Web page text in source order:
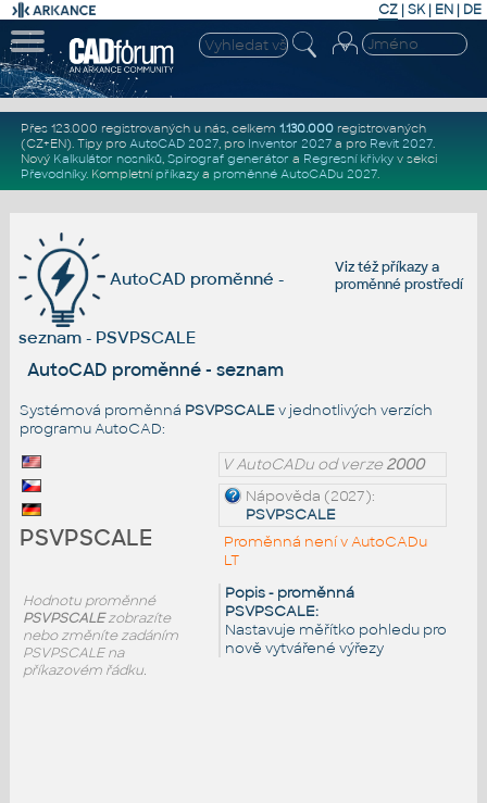
CZ | SK| EN | DE
Přes 123.000 registrovaných u nás, celkem 1.130.000registrovaných
(CZ+EN). Tipy pro AutoCAD 2027, pro Inventor 2027a pro Revit 2027.
Nový Kalkulátor nosníků, Spirograf generátor a Regresní křivkyv sekci
Převodníky. Kompletní příkazya proměnné AutoCADu 2027.
Viz téžpříkazya
proměnné prostředí
AutoCAD proměnné -
seznam - PSVPSCALE
AutoCAD proměnné - seznam
Systémová proměnná PSVPSCALEv jednotlivých verzích
programu AutoCAD:
V AutoCADu od verze2000
Nápověda (2027):
PSVPSCALE
Proměnná není v AutoCADu
LT
Popis - proměnná
PSVPSCALE:
Nastavuje měřítko pohledu pro
nově vytvářené výřezy
PSVPSCALE
Hodnotu proměnné
PSVPSCALEzobrazíte
nebo změníte zadáním
PSVPSCALE na
příkazovém řádku.